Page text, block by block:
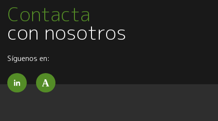
Contacta
con nosotros
Síguenos en: